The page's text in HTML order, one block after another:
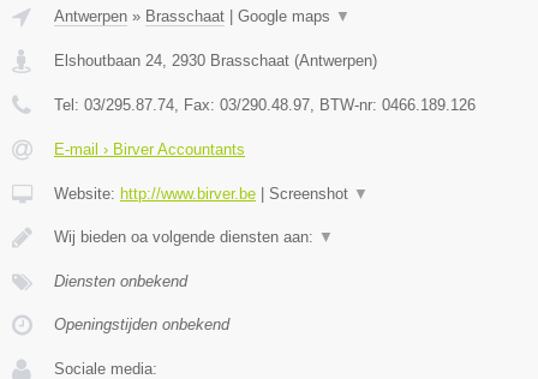
Antwerpen » Brasschaat | Google maps ▼
Elshoutbaan 24 2930 Brasschaat (Antwerpen)
Tel: 03/295.87.74 , Fax: 03/290.48.97 , BTW-nr: 0466.189.126
E-mail › Birver Accountants
Website: http://www.birver.be | Screenshot ▼
Wij bieden oa volgende diensten aan: ▼
Diensten onbekend
Openingstijden onbekend
Sociale media: